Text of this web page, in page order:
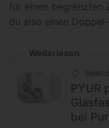
für einen begrenzten
du also einen
Weiterlesen
PYUR
bei